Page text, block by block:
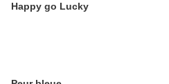
Happy go Lucky